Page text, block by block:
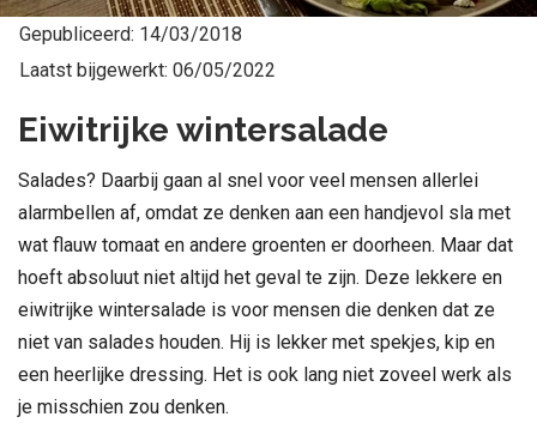
Gepubliceerd: 14/03/2018
Laatst bijgewerkt: 06/05/2022
Eiwitrijke wintersalade
Salades? Daarbij gaan al snel voor veel mensen allerlei
alarmbellen af, omdat ze denken aan een handjevol sla met
wat flauw tomaat en andere groenten er doorheen. Maar dat
hoeft absoluut niet altijd het geval te zijn. Deze lekkere en
eiwitrijke wintersalade is voor mensen die denken dat ze
niet van salades houden. Hij is lekker met spekjes, kip en
een heerlijke dressing. Het is ook lang niet zoveel werk als
je misschien zou denken.